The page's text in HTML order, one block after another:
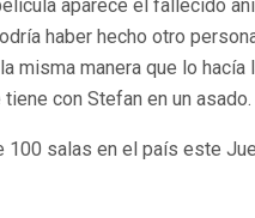
aparece el fallecido
haber hecho otro
misma manera que lo
con Stefan en un asado.
100 salas en el país este